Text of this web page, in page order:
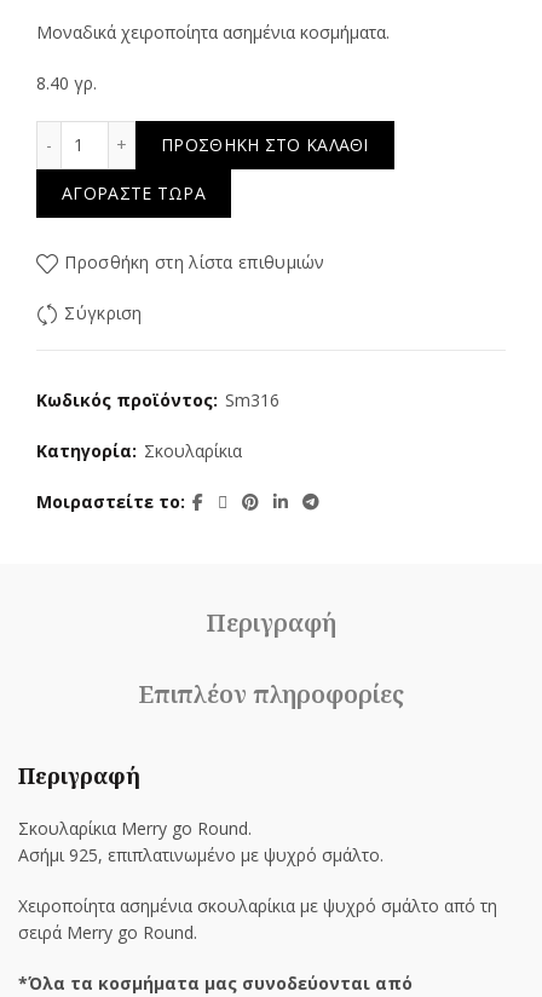
Μοναδικά χειροποίητα ασημένια κοσμήματα.
8.40 γρ.
ΠΡΟΣΘΉΚΗ ΣΤΟ ΚΑΛΆΘΙ
ΑΓΟΡΆΣΤΕ ΤΏΡΑ
Προσθήκη στη λίστα επιθυμιών
Σύγκριση
Κωδικός προϊόντος: Sm316
Κατηγορία: Σκουλαρίκια
Μοιραστείτε το
Περιγραφή
Επιπλέον πληροφορίες
Περιγραφή
Σκουλαρίκια Merry go Round.
Ασήμι 925, επιπλατινωμένο με ψυχρό σμάλτο.
Χειροποίητα ασημένια σκουλαρίκια με ψυχρό σμάλτο από τη
σειρά Merry go Round.
*Όλα τα κοσμήματα μας συνοδεύονται από